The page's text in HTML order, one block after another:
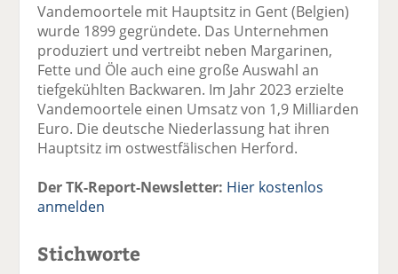
Vandemoortele mit Hauptsitz in Gent (Belgien)
wurde 1899 gegründete. Das Unternehmen
produziert und vertreibt neben Margarinen,
Fette und Öle auch eine große Auswahl an
tiefgekühlten Backwaren. Im Jahr 2023 erzielte
Vandemoortele einen Umsatz von 1,9 Milliarden
Euro. Die deutsche Niederlassung hat ihren
Hauptsitz im ostwestfälischen Herford.
Der TK-Report-Newsletter: Hier kostenlos
anmelden
Stichworte